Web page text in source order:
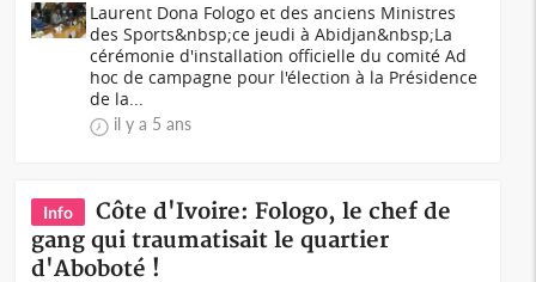
Laurent Dona Fologo et des anciens Ministres
des Sports&nbsp;ce jeudi à Abidjan&nbsp;La
cérémonie d'installation officielle du comité Ad
hoc de campagne pour l'élection à la Présidence
de la...
il y a 5 ans
Info
Côte d'Ivoire: Fologo, le chef de
gang qui traumatisait le quartier
d'Aboboté !